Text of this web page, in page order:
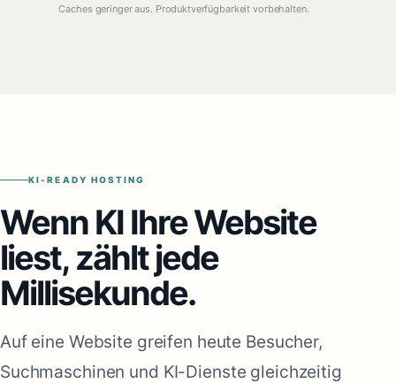
Caches geringer aus. Produktverfügbarkeit vorbehalten.
KI-READY HOSTING
Wenn KI Ihre Website
liest, zählt jede
Millisekunde.
Auf eine Website greifen heute Besucher,
Suchmaschinen und KI-Dienste gleichzeitig